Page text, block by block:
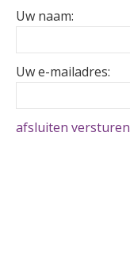
Uw naam:
Uw e-mailadres:
afsluiten versturen